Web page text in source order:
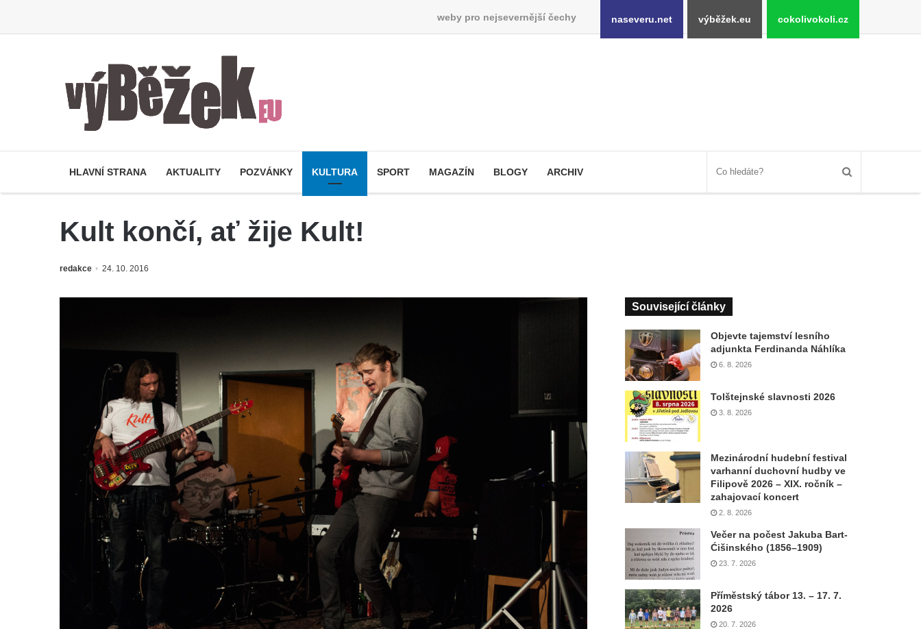
weby pro nejsevernější čechy naseveru.net výběžek.eu cokolivokoli.cz
HLAVNÍ STRANA AKTUALITY POZVÁNKY KULTURA SPORT MAGAZÍN BLOGY ARCHIV
Kult končí, ať žije Kult!
redakce 24. 10. 2016
Související články
Objevte tajemství lesního
adjunkta Ferdinanda Náhlíka
6. 8. 2026
Tolštejnské slavnosti 2026
3. 8. 2026
Mezinárodní hudební festival
varhanní duchovní hudby ve
Filipově 2026 – XIX. ročník –
zahajovací koncert
2. 8. 2026
Večer na počest Jakuba Bart-
Ćišinského (1856–1909)
23. 7. 2026
Příměstský tábor 13. – 17. 7.
2026
20. 7. 2026